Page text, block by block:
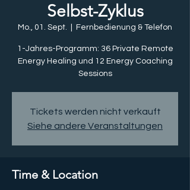
Selbst-Zyklus
Mo., 01. Sept. Fernbedienung & Telefon
1-Jahres-Programm: 36 Private Remote
Energy Healing und 12 Energy Coaching
Sessions
Tickets werden nicht verkauft
Siehe andere Veranstaltungen
Time & Location